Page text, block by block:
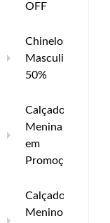
OFF
Chinelos
Masculinos
50%
Calçados
Menina
em
Promoção
Calçados
Menino